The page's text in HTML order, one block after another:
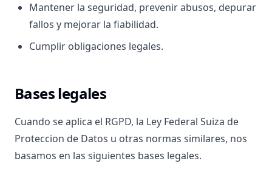
Mantener la seguridad, prevenir abusos, depurar
fallos y mejorar la fiabilidad.
Cumplir obligaciones legales.
Bases legales
Cuando se aplica el RGPD, la Ley Federal Suiza de
Proteccion de Datos u otras normas similares, nos
basamos en las siguientes bases legales.